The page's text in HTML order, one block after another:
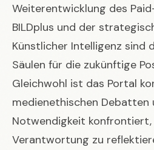
Weiterentwicklung des
BILDplus und der
Künstlicher Intelligenz sind
Säulen für die zukünftige
Gleichwohl ist das Portal
medienethischen Debatten
Notwendigkeit
Verantwortung zu